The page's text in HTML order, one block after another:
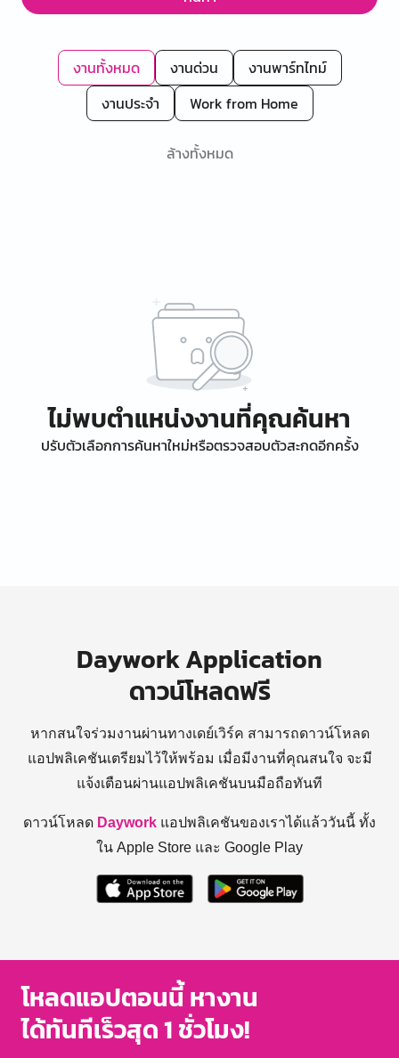
งานทั้งหมด งานด่วน
งานพาร์ทไทม์
งานประจำ
Work from Home
ล้างทั้งหมด
ไม่พบตำแหน่งงานที่คุณค้นหา
ปรับตัวเลือกการค้นหาใหม่หรือตรวจสอบตัวสะกดอีกครั้ง
Daywork Application
ดาวน์โหลดฟรี
หากสนใจร่วมงานผ่านทางเดย์เวิร์ค สามารถดาวน์โหลด
แอปพลิเคชันเตรียมไว้ให้พร้อม เมื่อมีงานที่คุณสนใจ จะมี
แจ้งเตือนผ่านแอปพลิเคชันบนมือถือทันที
ดาวน์โหลด Daywork แอปพลิเคชันของเราได้แล้ววันนี้ ทั้ง
ใน Apple Store และ Google Play
โหลดแอปตอนนี้ หางาน
ได้ทันทีเร็วสุด 1 ชั่วโมง!